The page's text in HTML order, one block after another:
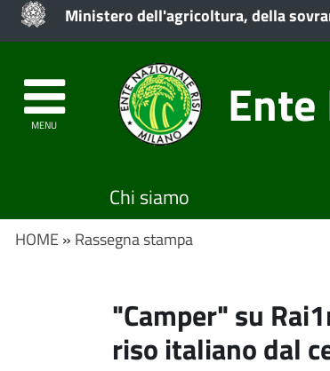
Ministero dell'agricoltura, della
MENU
Chi siamo
HOME » Rassegna stampa
"Camper" su
riso italiano dal